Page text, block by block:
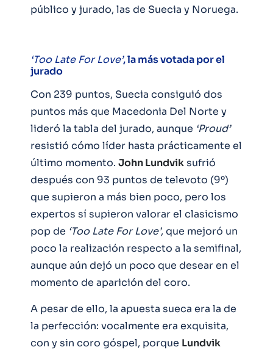
público y jurado, las de Suecia y Noruega.
‘Too Late For Love’, la más votada por el
jurado
Con 239 puntos, Suecia consiguió dos
puntos más que Macedonia Del Norte y
lideró la tabla del jurado, aunque ‘Proud’
resistió cómo líder hasta prácticamente el
último momento. John Lundviksufrió
después con 93 puntos de televoto (9º)
que supieron a más bien poco, pero los
expertos sí supieron valorar el clasicismo
pop de ‘Too Late For Love’, que mejoró un
poco la realización respecto a la semifinal,
aunque aún dejó un poco que desear en el
momento de aparición del coro.
A pesar de ello, la apuesta sueca era la de
la perfección: vocalmente era exquisita,
con y sin coro góspel, porque Lundvik